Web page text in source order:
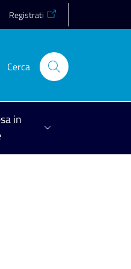
Registrati
Cerca
in